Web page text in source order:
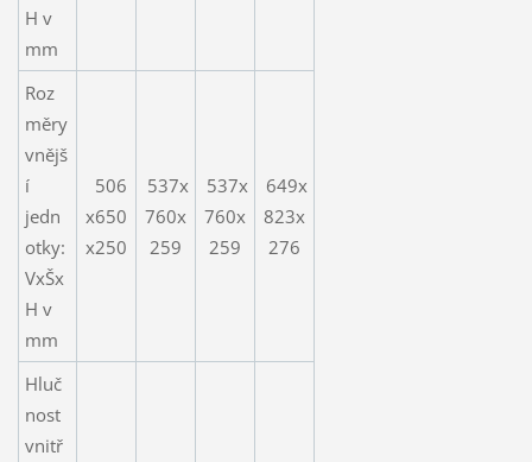
H v
mm
Roz
měry
vnějš
í
jedn
otky:
VxŠx
H v
mm
506
x650
x250
537x
760x
259
537x
760x
259
649x
823x
276
Hluč
nost
vnitř